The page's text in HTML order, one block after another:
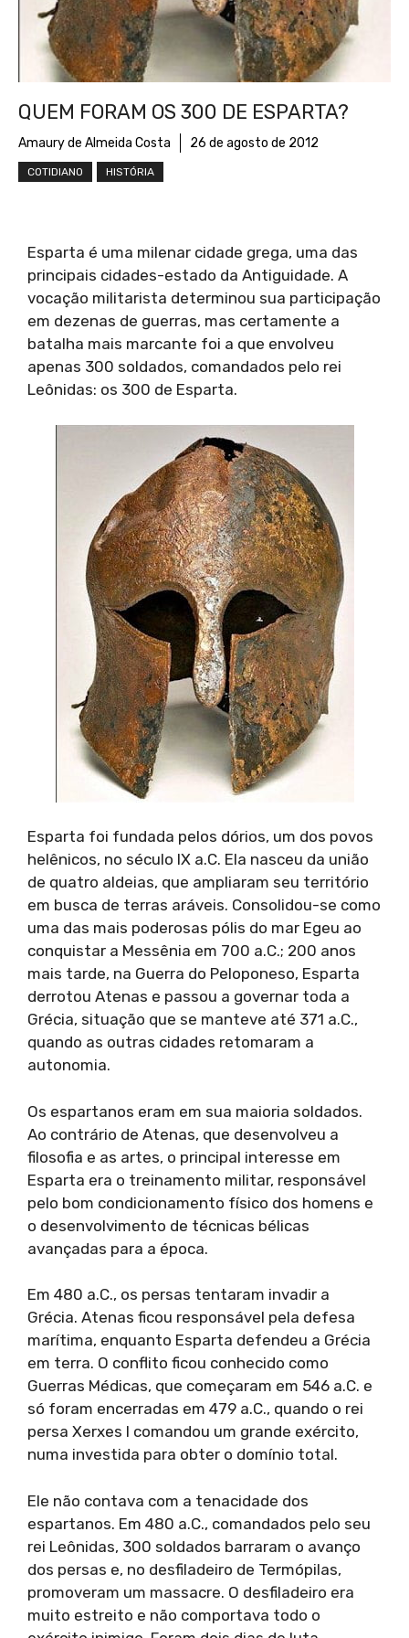
QUEM FORAM OS 300 DE ESPARTA?
Amaury de Almeida Costa 26 de agosto de 2012
COTIDIANO HISTÓRIA
Esparta é uma milenar cidade grega, uma das
principais cidades-estado da Antiguidade. A
vocação militarista determinou sua participação
em dezenas de guerras, mas certamente a
batalha mais marcante foi a que envolveu
apenas 300 soldados, comandados pelo rei
Leônidas: os 300 de Esparta.
Esparta foi fundada pelos dórios, um dos povos
helênicos, no século IX a.C. Ela nasceu da união
de quatro aldeias, que ampliaram seu território
em busca de terras aráveis. Consolidou-se como
uma das mais poderosas pólis do mar Egeu ao
conquistar a Messênia em 700 a.C.; 200 anos
mais tarde, na Guerra do Peloponeso, Esparta
derrotou Atenas e passou a governar toda a
Grécia, situação que se manteve até 371 a.C.,
quando as outras cidades retomaram a
autonomia.
Os espartanos eram em sua maioria soldados.
Ao contrário de Atenas, que desenvolveu a
filosofia e as artes, o principal interesse em
Esparta era o treinamento militar, responsável
pelo bom condicionamento físico dos homens e
o desenvolvimento de técnicas bélicas
avançadas para a época.
Em 480 a.C., os persas tentaram invadir a
Grécia. Atenas ficou responsável pela defesa
marítima, enquanto Esparta defendeu a Grécia
em terra. O conflito ficou conhecido como
Guerras Médicas, que começaram em 546 a.C. e
só foram encerradas em 479 a.C., quando o rei
persa Xerxes I comandou um grande exército,
numa investida para obter o domínio total.
Ele não contava com a tenacidade dos
espartanos. Em 480 a.C., comandados pelo seu
rei Leônidas, 300 soldados barraram o avanço
dos persas e, no desfiladeiro de Termópilas,
promoveram um massacre. O desfiladeiro era
muito estreito e não comportava todo o